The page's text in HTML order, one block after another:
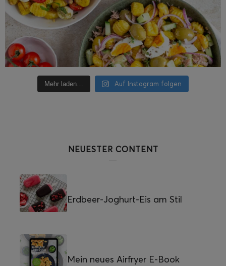
Mehr laden… Auf Instagram folgen
NEUESTER CONTENT
Erdbeer-Joghurt-Eis am Stil
Mein neues Airfryer E-Book